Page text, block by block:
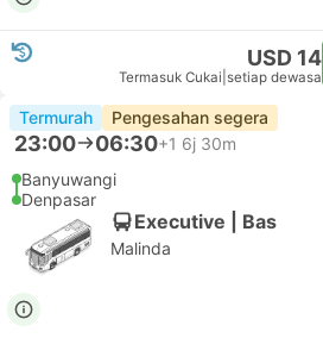
USD 14
Termasuk Cukai setiap dewasa
Termurah Pengesahan segera
23:00 06:30+1 6j 30m
Banyuwangi
Denpasar
Executive | Bas
Malinda